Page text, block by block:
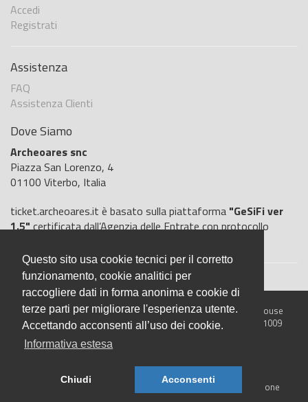
Questo sito usa cookie tecnici per il corretto
funzionamento, cookie analitici per
raccogliere dati in forma anonima e cookie di
terze parti per migliorare l'esperienza utente.
Accettando acconsenti all’uso dei cookie.
Informativa estesa
Chiudi Acconsenti
Accedi
Registrati
Assistenza
FAQ
Assistenza Clienti
Dove Siamo
Archeoares snc
Piazza San Lorenzo, 4
01100 Viterbo, Italia
ticket.archeoares.it è basato sulla piattaforma "GeSiFi ver
1.5"certificata dall’Agenzia delle Entrate con protocollo
© 2026 ticket.archeoares.it - È un prodotto R.S.H. Software House
Srl - Servizi di Biglietteria Elettronica - Partita IVA IT05209071009
Progetto finanziato nell'ambito del PNRR. Finanziato dall'Unione